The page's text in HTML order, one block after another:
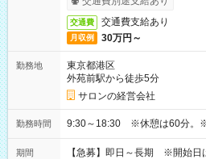
交通費 交通費支給あり
月収例 30万円～
勤務地
東京都港区
外苑前駅から徒歩5分
サロンの経営会社
勤務時間 9:30～18:30 ※休憩は60分。※
期間 【急募】即日～長期 ※開始